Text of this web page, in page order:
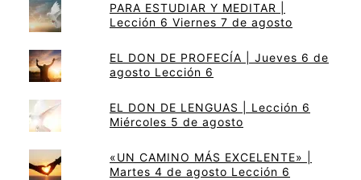
PARA ESTUDIAR Y MEDITAR |
Lección 6 Viernes 7 de agosto
EL DON DE PROFECÍA | Jueves 6 de
agosto Lección 6
EL DON DE LENGUAS | Lección 6
Miércoles 5 de agosto
«UN CAMINO MÁS EXCELENTE» |
Martes 4 de agosto Lección 6